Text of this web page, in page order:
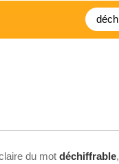
du mot déchiffrable